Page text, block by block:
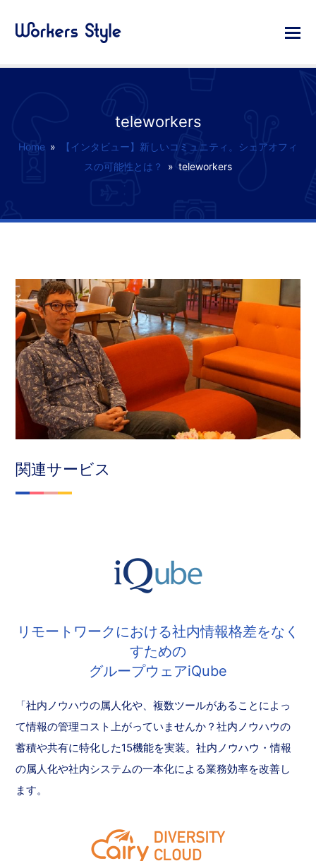
teleworkers
Home »
【インタビュー】新しいコミュニティ。シェアオフィ
スの可能性とは？
» teleworkers
関連サービス
リモートワークにおける社内情報格差をなく
すための
グループウェアiQube
「社内ノウハウの属人化や、複数ツールがあることによっ
て情報の管理コスト上がっていませんか？社内ノウハウの
蓄積や共有に特化した15機能を実装。社内ノウハウ・情報
の属人化や社内システムの一本化による業務効率を改善し
ます。